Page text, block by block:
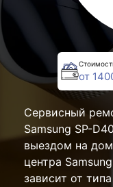
от
Сервисный
Samsung SP-
выездом на
центра
зависит от